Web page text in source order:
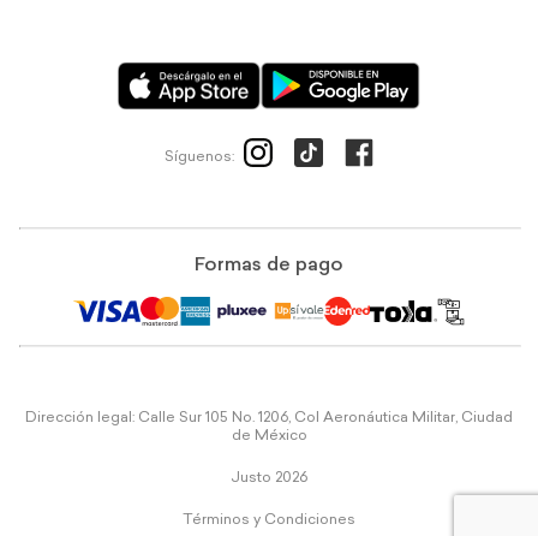
Síguenos:
Formas de pago
Dirección legal: Calle Sur 105 No. 1206, Col Aeronáutica Militar, Ciudad
de México
Justo 2026
Términos y Condiciones